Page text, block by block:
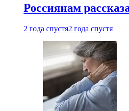
Россиянам
2 года спустя2 года спустя